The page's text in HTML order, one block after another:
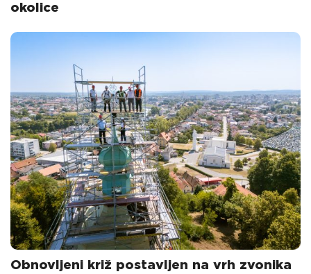
okolice
Obnovljeni križ postavljen na vrh zvonika